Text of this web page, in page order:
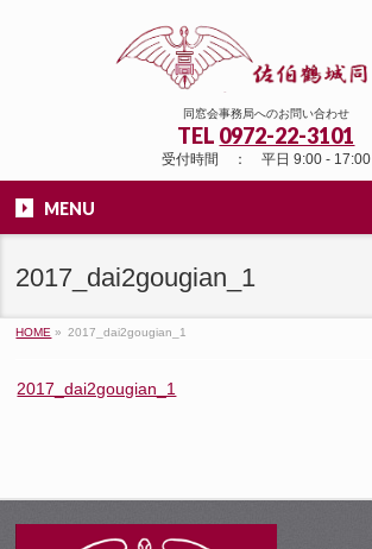
同窓会事務局へのお問い合わせ
TEL 0972-22-3101
受付時間 ： 平日 9:00 - 17:00
MENU
2017_dai2gougian_1
HOME » 2017_dai2gougian_1
2017_dai2gougian_1